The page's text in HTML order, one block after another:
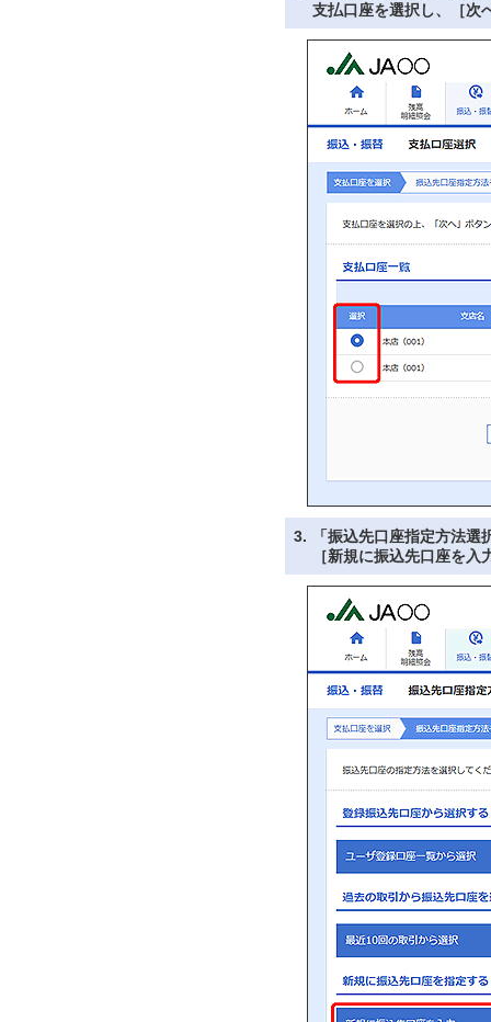
支払口座を選択し、［次
3.
「振込先口座指定方法
［新規に振込先口座を